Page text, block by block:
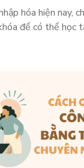
hóa hiện nay,
để có thể học
có những
nước lớn trên thế
tìm […]